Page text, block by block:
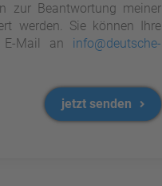
zur Beantwortung meiner
werden. Sie können Ihre
E-Mail an info@deutsche-
jetzt senden